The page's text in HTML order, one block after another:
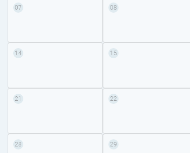
07 08
14 15
21 22
28 29